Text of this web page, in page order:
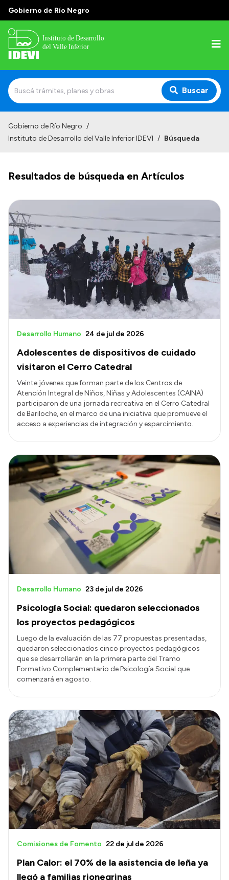
Gobierno de Río Negro
Buscar
Normativa
Historia
Gobierno de Río Negro /
Instituto de Desarrollo del Valle Inferior IDEVI / Búsqueda
Resultados de búsqueda en Artículos
Adolescentes de dispositivos de cuidado
visitaron el Cerro Catedral
Desarrollo Humano 24 de jul de 2026
Veinte jóvenes que forman parte de los Centros de
Atención Integral de Niños, Niñas y Adolescentes (CAINA)
participaron de una jornada recreativa en el Cerro Catedral
de Bariloche, en el marco de una iniciativa que promueve el
acceso a experiencias de integración y esparcimiento.
Psicología Social: quedaron seleccionados
los proyectos pedagógicos
Desarrollo Humano 23 de jul de 2026
Luego de la evaluación de las 77 propuestas presentadas,
quedaron seleccionados cinco proyectos pedagógicos
que se desarrollarán en la primera parte del Tramo
Formativo Complementario de Psicología Social que
comenzará en agosto.
Plan Calor: el 70% de la asistencia de leña ya
llegó a familias rionegrinas
Comisiones de Fomento 22 de jul de 2026